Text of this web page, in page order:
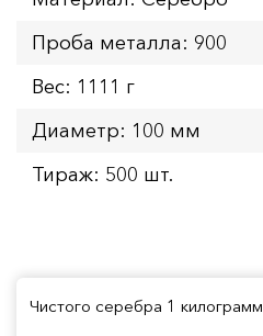
Проба металла: 900
Вес: 1111 г
Диаметр: 100 мм
Тираж: 500 шт.
Чистого серебра 1 килограмм